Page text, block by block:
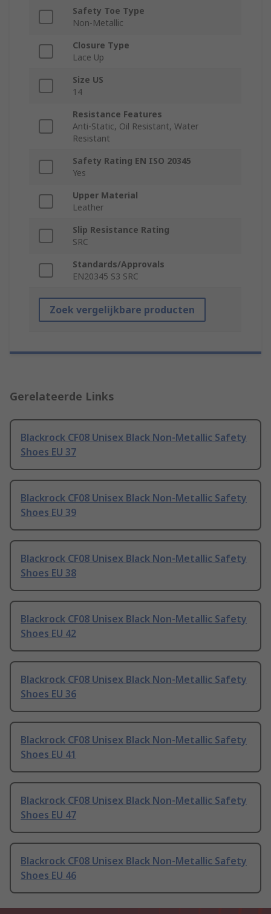
Safety Toe Type
Non-Metallic
Closure Type
Lace Up
Size US
14
Resistance Features
Anti-Static, Oil Resistant, Water
Resistant
Safety Rating EN ISO 20345
Yes
Upper Material
Leather
Slip Resistance Rating
SRC
Standards/Approvals
EN20345 S3 SRC
Zoek vergelijkbare producten
Gerelateerde Links
Blackrock CF08 Unisex Black Non-Metallic Safety
Shoes EU 37
Blackrock CF08 Unisex Black Non-Metallic Safety
Shoes EU 39
Blackrock CF08 Unisex Black Non-Metallic Safety
Shoes EU 38
Blackrock CF08 Unisex Black Non-Metallic Safety
Shoes EU 42
Blackrock CF08 Unisex Black Non-Metallic Safety
Shoes EU 36
Blackrock CF08 Unisex Black Non-Metallic Safety
Shoes EU 41
Blackrock CF08 Unisex Black Non-Metallic Safety
Shoes EU 47
Blackrock CF08 Unisex Black Non-Metallic Safety
Shoes EU 46